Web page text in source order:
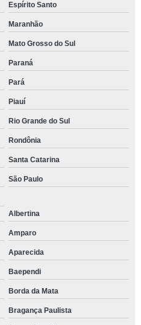
Espírito Santo
Maranhão
Mato Grosso do Sul
Paraná
Pará
Piauí
Rio Grande do Sul
Rondônia
Santa Catarina
São Paulo
Albertina
Amparo
Aparecida
Baependi
Borda da Mata
Bragança Paulista